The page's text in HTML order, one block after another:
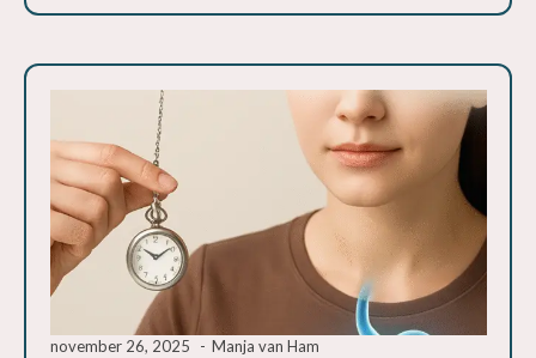
november 26, 2025 Manja van Ham